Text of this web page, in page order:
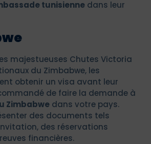
tunisienne dans leur
majestueuses Chutes Victoria
du Zimbabwe, les
obtenir un visa avant leur
de faire la demande à
Zimbabwe dans votre pays.
des documents tels
des réservations
financières.